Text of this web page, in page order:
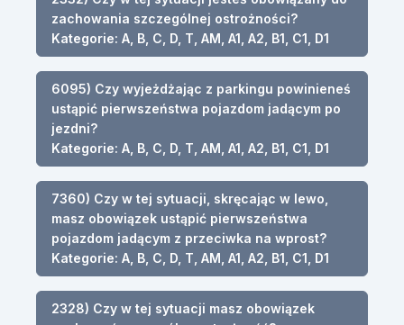
zachowania szczególnej ostrożności?
Kategorie: A, B, C, D, T, AM, A1, A2, B1, C1, D1
6095) Czy wyjeżdżając z parkingu powinieneś
ustąpić pierwszeństwa pojazdom jadącym po
jezdni?
Kategorie: A, B, C, D, T, AM, A1, A2, B1, C1, D1
7360) Czy w tej sytuacji, skręcając w lewo,
masz obowiązek ustąpić pierwszeństwa
pojazdom jadącym z przeciwka na wprost?
Kategorie: A, B, C, D, T, AM, A1, A2, B1, C1, D1
2328) Czy w tej sytuacji masz obowiązek